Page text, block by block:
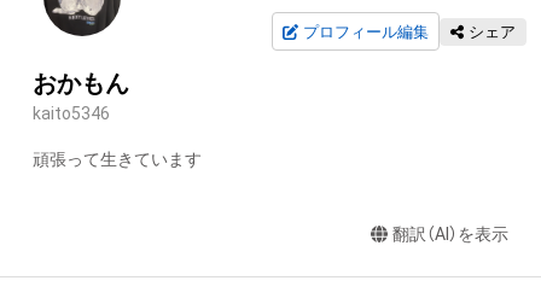
プロフィール編集 シェア
おかもん
kaito5346
頑張って生きています
翻訳（AI）を表示